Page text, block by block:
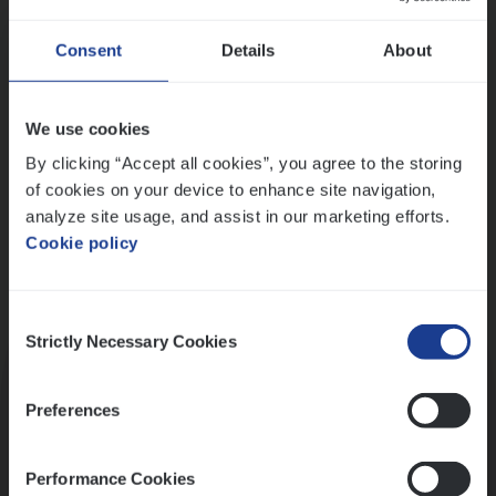
Consent Details About
We use cookies
By clicking “Accept all cookies”, you agree to the storing
of cookies on your device to enhance site navigation,
analyze site usage, and assist in our marketing efforts.
Cookie policy
Selection
Strictly Necessary Cookies
Preferences
Performance Cookies
Ons sollicitatieproces